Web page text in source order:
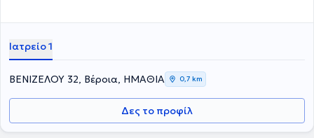
Ιατρείο 1
ΒΕΝΙΖΕΛΟΥ 32, Βέροια, ΗΜΑΘΙΑ 0,7 km
Δες το προφίλ